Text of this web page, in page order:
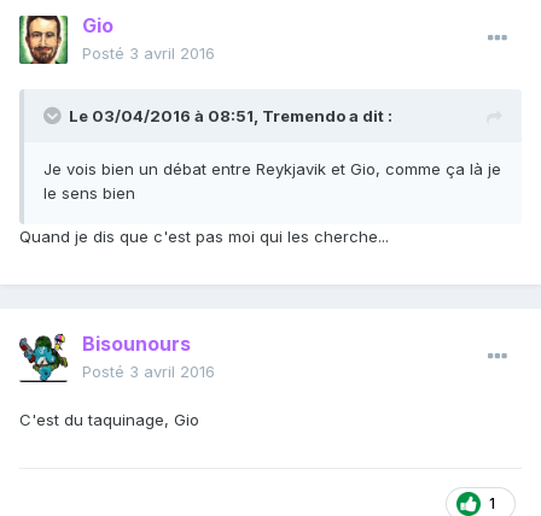
Gio
Posté 3 avril 2016
Le 03/04/2016 à 08:51, Tremendo a dit :
Je vois bien un débat entre Reykjavik et Gio, comme ça là je
le sens bien
Quand je dis que c'est pas moi qui les cherche...
Bisounours
Posté 3 avril 2016
C'est du taquinage, Gio
1